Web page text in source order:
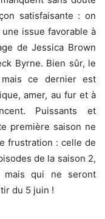
satisfaisante : on
issue favorable à
de Jessica Brown
Byrne. Bien sûr, le
mais ce dernier est
amer, au fur et à
Puissants et
première saison ne
frustration : celle de
de la saison 2,
qui ne seront
du 5 juin !